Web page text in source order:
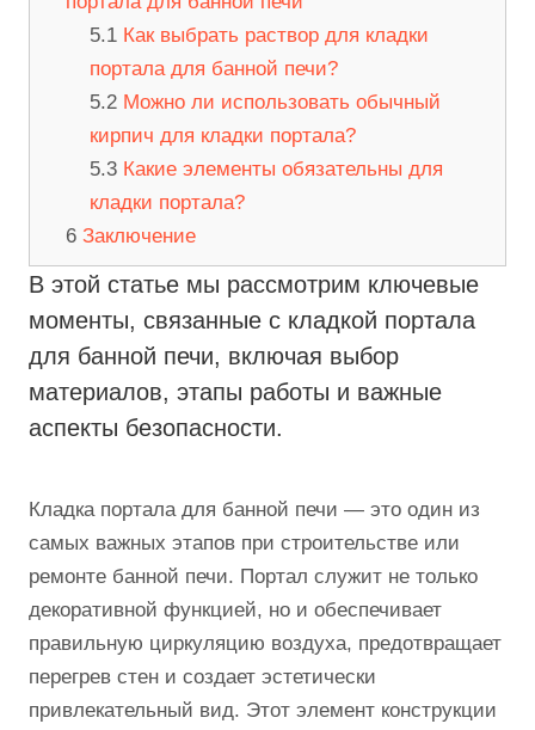
Как выбрать раствор для кладки
портала для банной печи?
Можно ли использовать обычный
кирпич для кладки портала?
Какие элементы обязательны для
кладки портала?
Заключение
В этой статье мы рассмотрим ключевые
моменты, связанные с кладкой портала
для банной печи, включая выбор
материалов, этапы работы и важные
аспекты безопасности.
Кладка портала для банной печи — это один из
самых важных этапов при строительстве или
ремонте банной печи. Портал служит не только
декоративной функцией, но и обеспечивает
правильную циркуляцию воздуха, предотвращает
перегрев стен и создает эстетически
привлекательный вид. Этот элемент конструкции